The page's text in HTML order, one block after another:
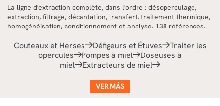
La ligne d'extraction complète, dans l'ordre : désoperculage,
extraction, filtrage, décantation, transfert, traitement thermique,
homogénéisation, conditionnement et analyse. 138 références.
Couteaux et Herses Défigeurs et Étuves
Traiter les
opercules
Pompes à miel
Doseuses à
miel
Extracteurs de miel
VER MÁS